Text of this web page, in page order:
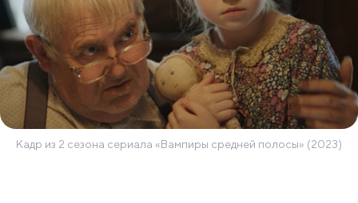
Кадр из 2 сезона сериала «Вампиры средней полосы» (2023)